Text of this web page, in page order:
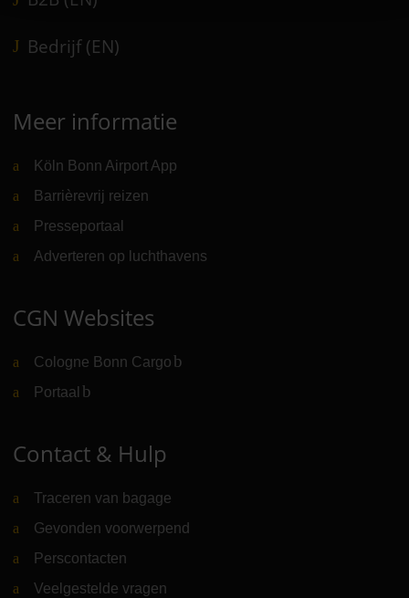
Bedrijf (EN)
Meer informatie
Köln Bonn Airport App
Barrièrevrij reizen
Presseportaal
Adverteren op luchthavens
CGN Websites
Cologne Bonn Cargo (Link naar externe website)
Portaal (Link naar externe website)
Contact & Hulp
Traceren van bagage
Gevonden voorwerpend
Perscontacten
Veelgestelde vragen